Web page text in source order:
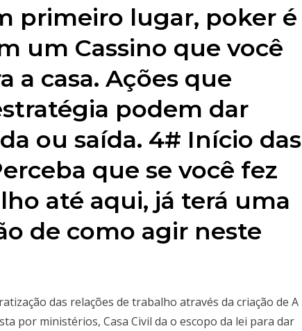
primeiro lugar, poker é
um Cassino que você
a casa. Ações que
podem dar
ou saída. 4# Início das
que se você fez
até aqui, já terá uma
de como agir neste
das relações de trabalho através da criação de A
por ministérios, Casa Civil da o escopo da lei para dar